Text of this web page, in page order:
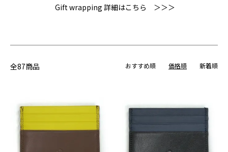
Gift wrapping 詳細はこちら ＞＞＞
全87商品 おすすめ順 価格順 新着順